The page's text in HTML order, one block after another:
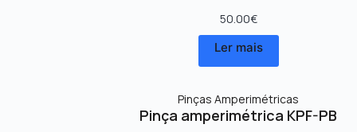
50.00€
Ler mais
Pinças Amperimétricas
Pinça amperimétrica KPF-PB